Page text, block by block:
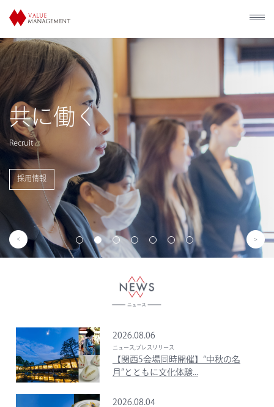
歴史的建造物の
利活用
Utilization of Historical Facilities
事業概要を見る
2026.08.06
ニュース,プレスリリース
【関西5会場同時開催】“中秋の名
月”とともに文化体験...
2026.08.04